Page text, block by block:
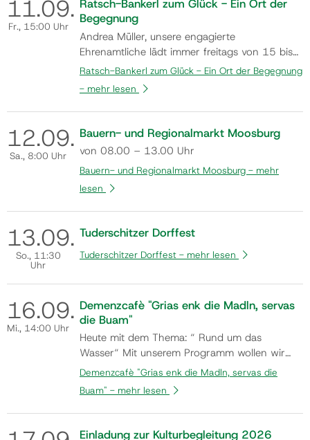
11.09.
Fr., 15:00 Uhr
Ratsch-Bankerl zum Glück - Ein Ort der
Begegnung
Andrea Müller, unsere engagierte
Ehrenamtliche lädt immer freitags von 15 bis
17 Uhr in den Monaten Mai bis Oktober
(Änderungen aufgrund der Wetterlage z.B.
Hitze oder Regen vorbehalten) dazu ein, am
Ratsch-Bankerl Platz zu nehmen und
miteinander ins Gespräch zu kommen.
Kommen auch Sie vorbei und n…
Ratsch-Bankerl zum Glück - Ein Ort der Begegnung
- mehr lesen
12.09.
Sa., 8:00 Uhr
Bauern- und Regionalmarkt Moosburg
von 08.00 – 13.00 Uhr
Bauern- und Regionalmarkt Moosburg - mehr
lesen
13.09.
So., 11:30
Uhr
Tuderschitzer Dorffest
Tuderschitzer Dorffest - mehr lesen
16.09.
Mi., 14:00 Uhr
Demenzcafè "Grias enk die Madln, servas
die Buam"
Heute mit dem Thema: “ Rund um das
Wasser“ Mit unserem Programm wollen wir
Abwechslung in den Alltag unserer Gäste
bringen, soziale Kontakte als auch die
Beweglichkeit sowohl körperlich als auch
geistig fördern, aber vor allem zum
Wohlbefinden und Freude der Gäste beitragen.
Demenzcafè "Grias enk die Madln, servas die
Buam" - mehr lesen
Einladung zur Kulturbegleitung 2026